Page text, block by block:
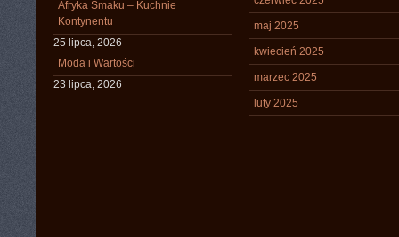
Afryka Smaku – Kuchnie
Kontynentu
25 lipca, 2026
Moda i Wartości
23 lipca, 2026
maj 2025
kwiecień 2025
marzec 2025
luty 2025